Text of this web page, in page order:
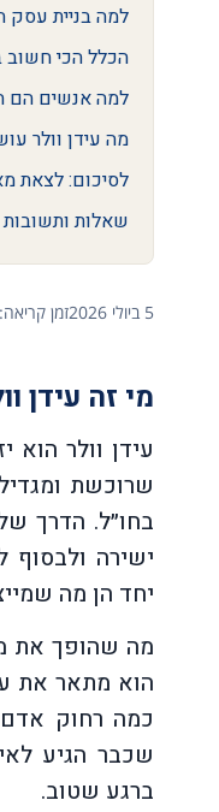
למה בניית עסק
הכלל הכי
למה אנשים הם
מה עידן וולר עושה
לסיכום: לצאת
שאלות ותשובות
5 ביולי 2026 זמן קריאה: 13 דקות
מי זה עידן
עידן וולר
שרוכשת
בחו״ל. הדרך
ישירה ולבסוף
יחד הן מה
מה שהופך את
הוא מתאר את
כמה רחוק
שכבר הגיע
ברגע שטוב.